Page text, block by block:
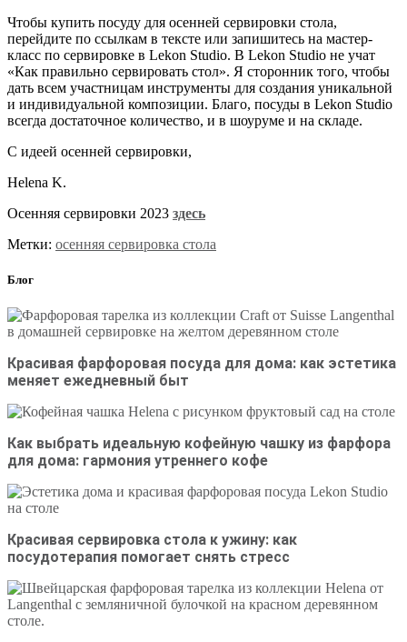
Чтобы купить посуду для осенней сервировки стола,
перейдите по ссылкам в тексте или запишитесь на мастер-
класс по сервировке в Lekon Studio. В Lekon Studio не учат
«Как правильно сервировать стол». Я сторонник того, чтобы
дать всем участницам инструменты для создания уникальной
и индивидуальной композиции. Благо, посуды в Lekon Studio
всегда достаточное количество, и в шоуруме и на складе.
С идеей осенней сервировки,
Helena K.
Осенняя сервировки 2023 здесь
Метки: осенняя сервировка стола
Блог
Красивая фарфоровая посуда для дома: как эстетика
меняет ежедневный быт
Как выбрать идеальную кофейную чашку из фарфора
для дома: гармония утреннего кофе
Красивая сервировка стола к ужину: как
посудотерапия помогает снять стресс